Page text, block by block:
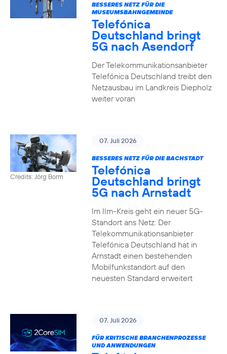
BESSERES NETZ FÜR DIE
MUSEUMSBAHNGEMEINDE
Telefónica
Deutschland bringt
5G nach Asendorf
Der Telekommunikationsanbieter
Telefónica Deutschland treibt den
Netzausbau im Landkreis Diepholz
weiter voran
Credits: Jörg Borm
07. Juli 2026
BESSERES NETZ FÜR DIE BACHSTADT
Telefónica
Deutschland bringt
5G nach Arnstadt
Im Ilm-Kreis geht ein neuer 5G-
Standort ans Netz: Der
Telekommunikationsanbieter
Telefónica Deutschland hat in
Arnstadt einen bestehenden
Mobilfunkstandort auf den
neuesten Standard erweitert
07. Juli 2026
FÜR KRITISCHE BRANCHENPROZESSE
UND ANWENDUNGEN